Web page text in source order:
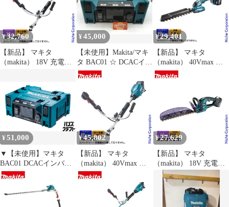
¥32,760
【新品】 マキタ
（makita） 18V 充電式
MUX19DZ 草刈機 刈払
機 刈払い機 充電式 バ
ッテリー式
¥45,000
【未使用】Makita/マキ
タ BAC01 ☆ DCACイン
バータ 本体のみ
[IT_KR81Q][知立][M04]
¥29,401
【新品】 マキタ
（makita） 40Vmax 充
電式ヘッジトリマ
マ 充電式 バッテリー式
剪定 バッテリ・充電器
別売 純正品
¥51,000
▼【未使用】マキタ
BAC01 DCACインバー
ター 連続出力1,400W
源(2口) USB電源(各2
口) DC12V電源(1口) 本
¥45,802
【新品】 マキタ
（makita） 40Vmax 充
電式スプリットモータ
Uハンドル モーター部
のみ MUX02GZ 草刈機
刈払機 刈払い機 充電式
¥27,629
【新品】 マキタ
（makita） 18V 充電式
ヘッジトリマ 360mm
バッテリー ・充電器付
き MUH367DWF バッテ
リー式 ヘッジトリマー